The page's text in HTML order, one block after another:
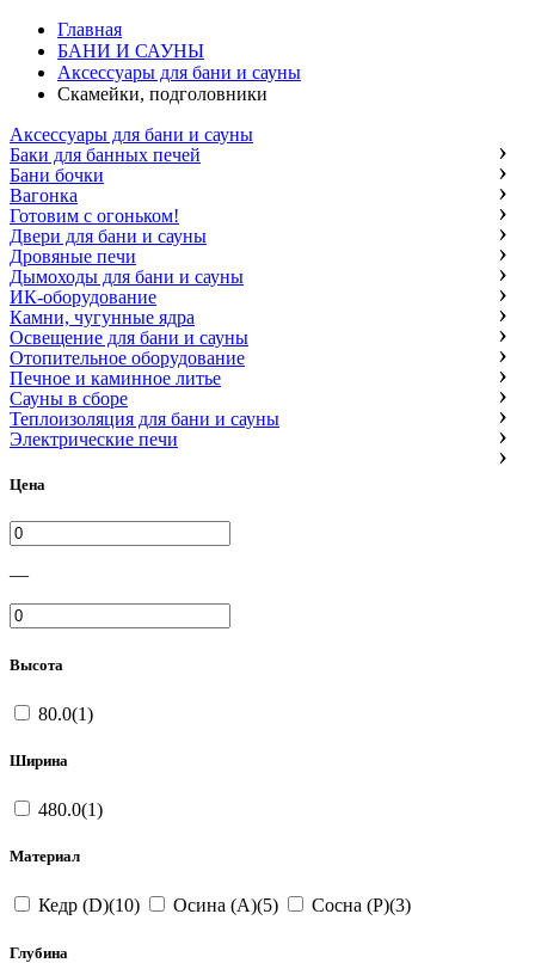
Главная
БАНИ И САУНЫ
Аксессуары для бани и сауны
Скамейки, подголовники
Аксессуары для бани и сауны
Баки для банных печей
Бани бочки
Вагонка
Готовим с огоньком!
Двери для бани и сауны
Дровяные печи
Дымоходы для бани и сауны
ИК-оборудование
Камни, чугунные ядра
Освещение для бани и сауны
Отопительное оборудование
Печное и каминное литье
Сауны в сборе
Теплоизоляция для бани и сауны
Электрические печи
Цена
—
Высота
80.0(1)
Ширина
480.0(1)
Материал
Кедр (D)(10) Осина (A)(5) Сосна (P)(3)
Глубина